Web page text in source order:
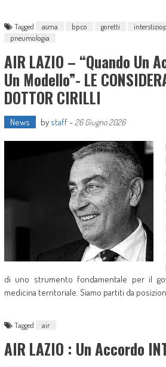
Tagged asma bpco goretti
pneumologia
AIR LAZIO – “Quando Un
Un Modello”- LE
DOTTOR CIRILLI
News by staff- 26 Giugno 2026
di uno strumento fondamentale per il
medicina territoriale. Siamo partiti da
Tagged air
AIR LAZIO : Un Accordo